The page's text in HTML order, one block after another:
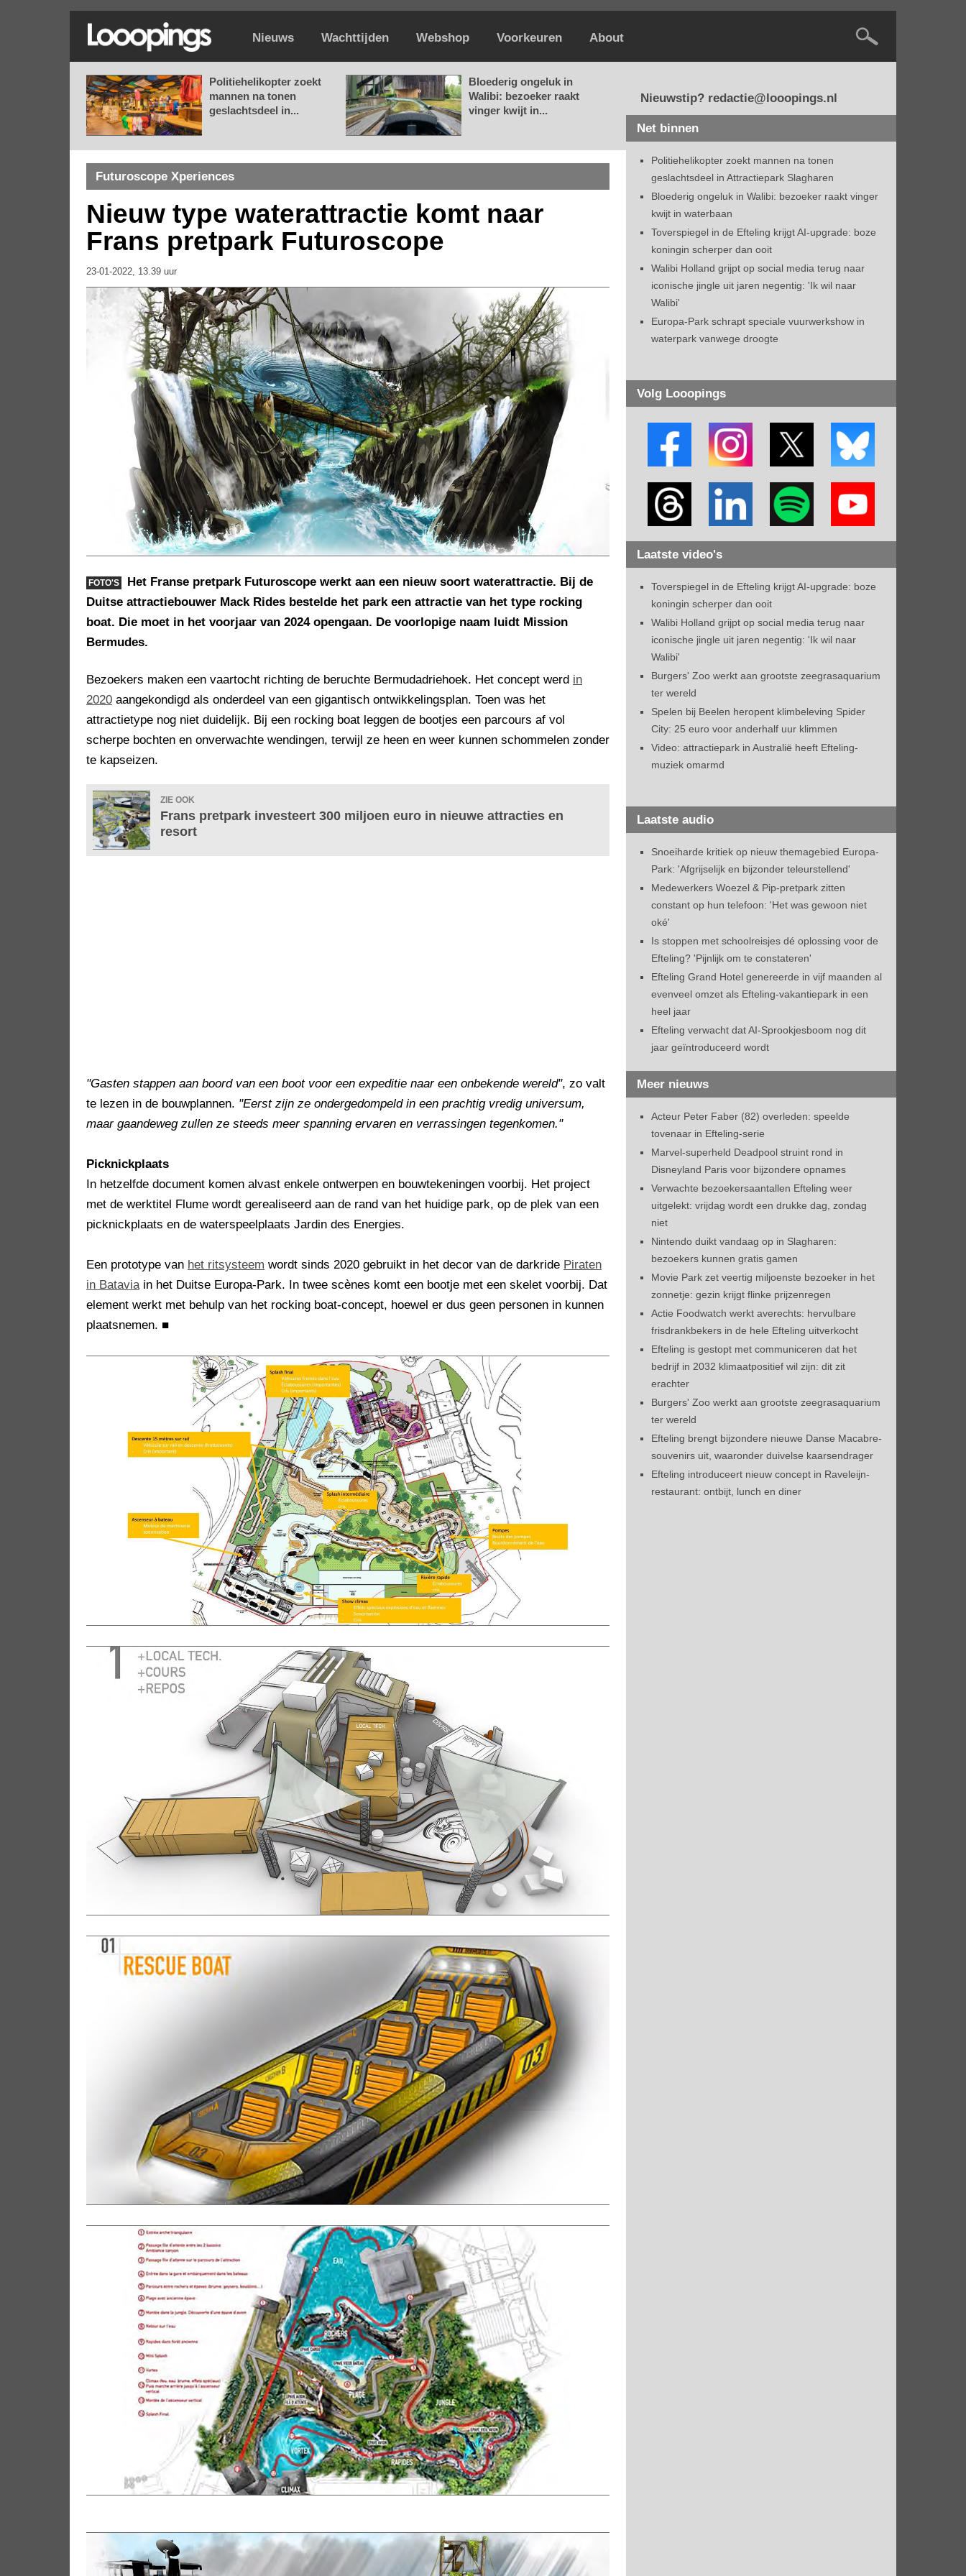
Nieuws Wachttijden Webshop Voorkeuren About
Politiehelikopter zoekt
mannen na tonen
geslachtsdeel in...
Bloederig ongeluk in
Walibi: bezoeker raakt
vinger kwijt in...
Futuroscope Xperiences
Nieuw type waterattractie komt naar
Frans pretpark Futuroscope
23-01-2022, 13.39 uur
FOTO'S
Het Franse pretpark Futuroscope werkt aan een nieuw soort waterattractie. Bij de
Duitse attractiebouwer Mack Rides bestelde het park een attractie van het type rocking
boat. Die moet in het voorjaar van 2024 opengaan. De voorlopige naam luidt Mission
Bermudes.
Bezoekers maken een vaartocht richting de beruchte Bermudadriehoek. Het concept werd in
2020 aangekondigd als onderdeel van een gigantisch ontwikkelingsplan. Toen was het
attractietype nog niet duidelijk. Bij een rocking boat leggen de bootjes een parcours af vol
scherpe bochten en onverwachte wendingen, terwijl ze heen en weer kunnen schommelen zonder
te kapseizen.
ZIE OOK
Frans pretpark investeert 300 miljoen euro in nieuwe attracties en
resort
"Gasten stappen aan boord van een boot voor een expeditie naar een onbekende wereld", zo valt
te lezen in de bouwplannen. "Eerst zijn ze ondergedompeld in een prachtig vredig universum,
maar gaandeweg zullen ze steeds meer spanning ervaren en verrassingen tegenkomen."
Picknickplaats
In hetzelfde document komen alvast enkele ontwerpen en bouwtekeningen voorbij. Het project
met de werktitel Flume wordt gerealiseerd aan de rand van het huidige park, op de plek van een
picknickplaats en de waterspeelplaats Jardin des Energies.
Een prototype van het ritsysteem wordt sinds 2020 gebruikt in het decor van de darkride Piraten
in Bataviain het Duitse Europa-Park. In twee scènes komt een bootje met een skelet voorbij. Dat
element werkt met behulp van het rocking boat-concept, hoewel er dus geen personen in kunnen
plaatsnemen. ■
Nieuwstip? redactie@looopings.nl
Net binnen
Politiehelikopter zoekt mannen na tonen
geslachtsdeel in Attractiepark Slagharen
Bloederig ongeluk in Walibi: bezoeker raakt vinger
kwijt in waterbaan
Toverspiegel in de Efteling krijgt AI-upgrade: boze
koningin scherper dan ooit
Walibi Holland grijpt op social media terug naar
iconische jingle uit jaren negentig: 'Ik wil naar
Walibi'
Europa-Park schrapt speciale vuurwerkshow in
waterpark vanwege droogte
Volg Looopings
Laatste video's
Toverspiegel in de Efteling krijgt AI-upgrade: boze
koningin scherper dan ooit
Walibi Holland grijpt op social media terug naar
iconische jingle uit jaren negentig: 'Ik wil naar
Walibi'
Burgers' Zoo werkt aan grootste zeegrasaquarium
ter wereld
Spelen bij Beelen heropent klimbeleving Spider
City: 25 euro voor anderhalf uur klimmen
Video: attractiepark in Australië heeft Efteling-
muziek omarmd
Laatste audio
Snoeiharde kritiek op nieuw themagebied Europa-
Park: 'Afgrijselijk en bijzonder teleurstellend'
Medewerkers Woezel & Pip-pretpark zitten
constant op hun telefoon: 'Het was gewoon niet
oké'
Is stoppen met schoolreisjes dé oplossing voor de
Efteling? 'Pijnlijk om te constateren'
Efteling Grand Hotel genereerde in vijf maanden al
evenveel omzet als Efteling-vakantiepark in een
heel jaar
Efteling verwacht dat AI-Sprookjesboom nog dit
jaar geïntroduceerd wordt
Meer nieuws
Acteur Peter Faber (82) overleden: speelde
tovenaar in Efteling-serie
Marvel-superheld Deadpool struint rond in
Disneyland Paris voor bijzondere opnames
Verwachte bezoekersaantallen Efteling weer
uitgelekt: vrijdag wordt een drukke dag, zondag
niet
Nintendo duikt vandaag op in Slagharen:
bezoekers kunnen gratis gamen
Movie Park zet veertig miljoenste bezoeker in het
zonnetje: gezin krijgt flinke prijzenregen
Actie Foodwatch werkt averechts: hervulbare
frisdrankbekers in de hele Efteling uitverkocht
Efteling is gestopt met communiceren dat het
bedrijf in 2032 klimaatpositief wil zijn: dit zit
erachter
Burgers' Zoo werkt aan grootste zeegrasaquarium
ter wereld
Efteling brengt bijzondere nieuwe Danse Macabre-
souvenirs uit, waaronder duivelse kaarsendrager
Efteling introduceert nieuw concept in Raveleijn-
restaurant: ontbijt, lunch en diner